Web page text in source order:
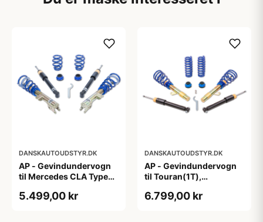
DANSKAUTOUDSTYR.DK
AP - Gevindundervogn
til Mercedes CLA Type
5.499,00 kr
DANSKAUTOUDSTYR.DK
AP - Gevindundervogn
til Touran(1T),
Quattro(8P), fjedreben
6.799,00 kr